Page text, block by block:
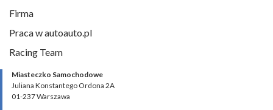
Firma
Praca w autoauto.pl
Racing Team
Miasteczko Samochodowe
Juliana Konstantego Ordona 2A
01-237 Warszawa